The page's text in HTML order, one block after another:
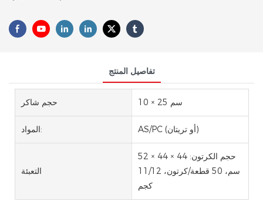
تفاصيل المنتج
حجم شاكر 10 × 25 سم
المواد: AS/PC (أو تريتان)
التعبئة
حجم الكرتون: 44 × 44 × 52
سم، 50 قطعة/كرتون، 11/12
كجم